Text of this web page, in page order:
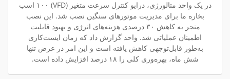
در یک واحد متالورژی، درایو کنترل سرعت متغیر (VFD) ۱۰۰ اسب
بخاره ما برای مدیریت موتورهای سنگین نصب شد. این نصب
منجر به کاهش ۳۰ درصدی هزینه‌های انرژی و بهبود قابلیت
اطمینان عملیاتی شد. واحد گزارش داد که زمان ایست‌کاری
به‌طور قابل‌توجهی کاهش یافته است و این امر در عرض تنها
شش ماه، بهره‌وری کلی را ۱۸ درصد افزایش داده است.